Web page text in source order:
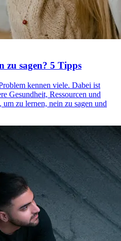
zu sagen? 5 Tipps
kennen viele. Dabei ist
Gesundheit, Ressourcen und
zu lernen, nein zu sagen und